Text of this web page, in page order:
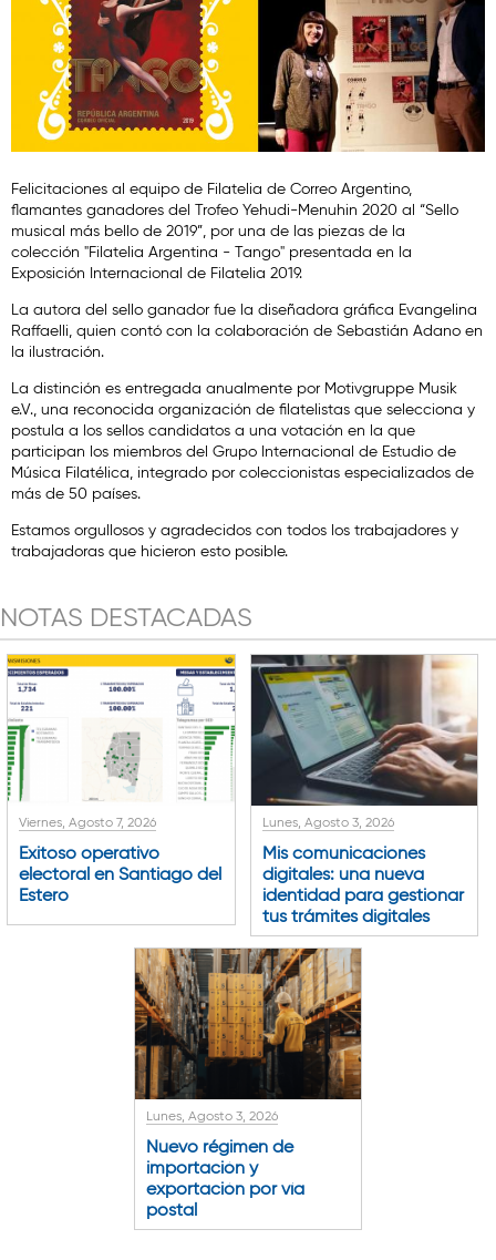
Felicitaciones al equipo de Filatelia de Correo Argentino,
flamantes ganadores del Trofeo Yehudi-Menuhin 2020 al “Sello
musical más bello de 2019”, por una de las piezas de la
colección "Filatelia Argentina - Tango" presentada en la
Exposición Internacional de Filatelia 2019.
La autora del sello ganador fue la diseñadora gráfica Evangelina
Raffaelli, quien contó con la colaboración de Sebastián Adano en
la ilustración.
La distinción es entregada anualmente por Motivgruppe Musik
e.V., una reconocida organización de filatelistas que selecciona y
postula a los sellos candidatos a una votación en la que
participan los miembros del Grupo Internacional de Estudio de
Música Filatélica, integrado por coleccionistas especializados de
más de 50 países.
Estamos orgullosos y agradecidos con todos los trabajadores y
trabajadoras que hicieron esto posible.
NOTAS DESTACADAS
Viernes, Agosto 7, 2026
Exitoso operativo
electoral en Santiago del
Estero
Lunes, Agosto 3, 2026
Mis comunicaciones
digitales: una nueva
identidad para gestionar
tus trámites digitales
Lunes, Agosto 3, 2026
Nuevo régimen de
importación y
exportación por vía
postal